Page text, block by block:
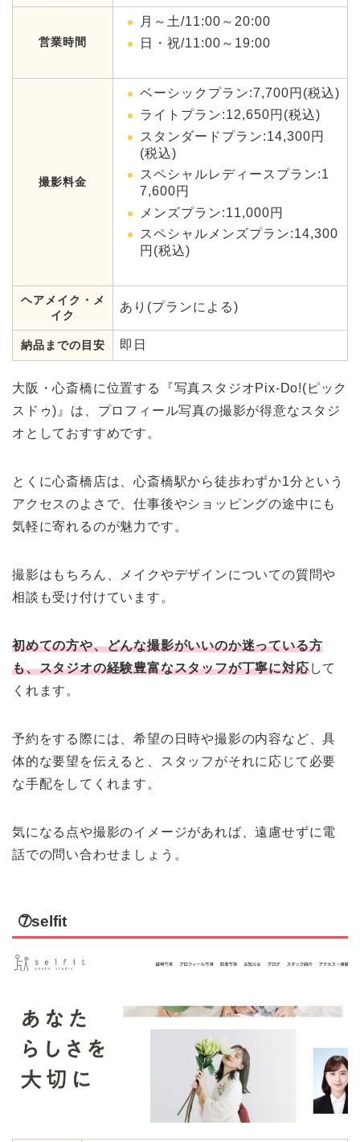
営業時間
月～土/11:00～20:00
日・祝/11:00～19:00
撮影料金
ベーシックプラン:7,700円(税込)
ライトプラン:12,650円(税込)
スタンダードプラン:14,300円
(税込)
スペシャルレディースプラン:1
7,600円
メンズプラン:11,000円
スペシャルメンズプラン:14,300
円(税込)
ヘアメイク・メ
イク
あり(プランによる)
納品までの目安 即日
大阪・心斎橋に位置する『写真スタジオPix-Do!(ピック
スドゥ)』は、プロフィール写真の撮影が得意なスタジ
オとしておすすめです。
とくに心斎橋店は、心斎橋駅から徒歩わずか1分という
アクセスのよさで、仕事後やショッピングの途中にも
気軽に寄れるのが魅力です。
撮影はもちろん、メイクやデザインについての質問や
相談も受け付けています。
初めての方や、どんな撮影がいいのか迷っている方
も、スタジオの経験豊富なスタッフが丁寧に対応して
くれます。
予約をする際には、希望の日時や撮影の内容など、具
体的な要望を伝えると、スタッフがそれに応じて必要
な手配をしてくれます。
気になる点や撮影のイメージがあれば、遠慮せずに電
話での問い合わせましょう。
➆selfit